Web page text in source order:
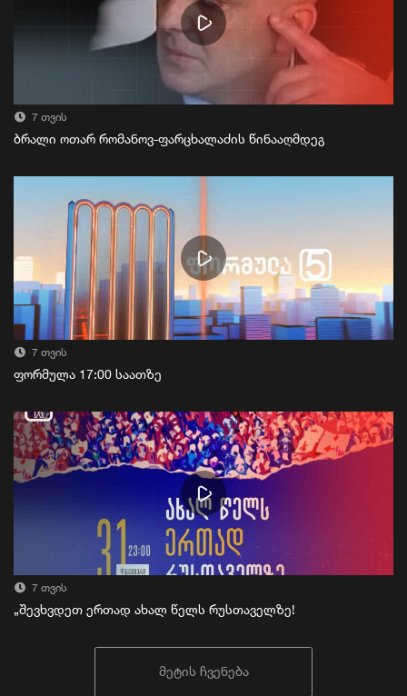
7 თვის
ბრალი ოთარ რომანოვ-ფარცხალაძის წინააღმდეგ
7 თვის
ფორმულა 17:00 საათზე
7 თვის
„შევხვდეთ ერთად ახალ წელს რუსთაველზე!
მეტის ჩვენება